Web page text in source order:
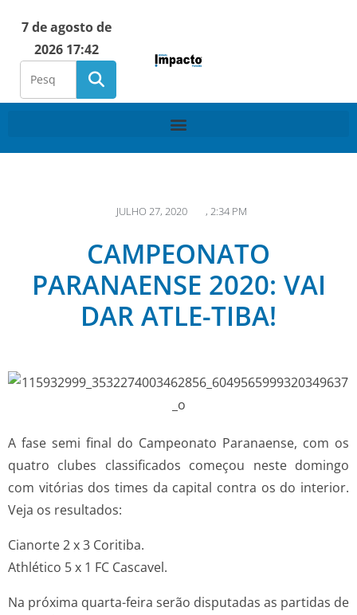
7 de agosto de
2026 17:42
JULHO 27, 2020 , 2:34 PM
CAMPEONATO
PARANAENSE 2020: VAI
DAR ATLE-TIBA!
A fase semi final do Campeonato Paranaense, com os
quatro clubes classificados começou neste domingo
com vitórias dos times da capital contra os do interior.
Veja os resultados:
Cianorte 2 x 3 Coritiba.
Athlético 5 x 1 FC Cascavel.
Na próxima quarta-feira serão disputadas as partidas de